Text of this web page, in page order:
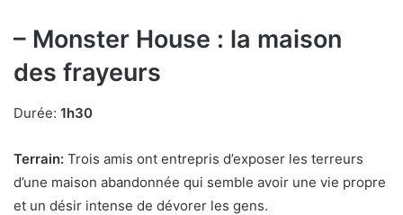
– Monster House : la maison
des frayeurs
Durée: 1h30
Terrain: Trois amis ont entrepris d’exposer les terreurs
d’une maison abandonnée qui semble avoir une vie propre
et un désir intense de dévorer les gens.